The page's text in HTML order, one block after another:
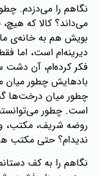
نگاهم را می‌دزدم.
می‌داند؟ کالا که
بویش هم به خانه‌ی
دیرینه‌ام است، اما
فکر کرده‌ام، آن دشت
بادهایش چطور میان
چطور میان درخت‌ها
است. چطور
روضه شریف، مکتب،
ندیدام؟ حتی مکتب
نگاهم را به کف